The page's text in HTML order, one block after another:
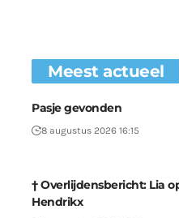
Meest actueel
Pasje gevonden
8 augustus 2026 16:15
† Overlijdensbericht: Lia
Hendrikx